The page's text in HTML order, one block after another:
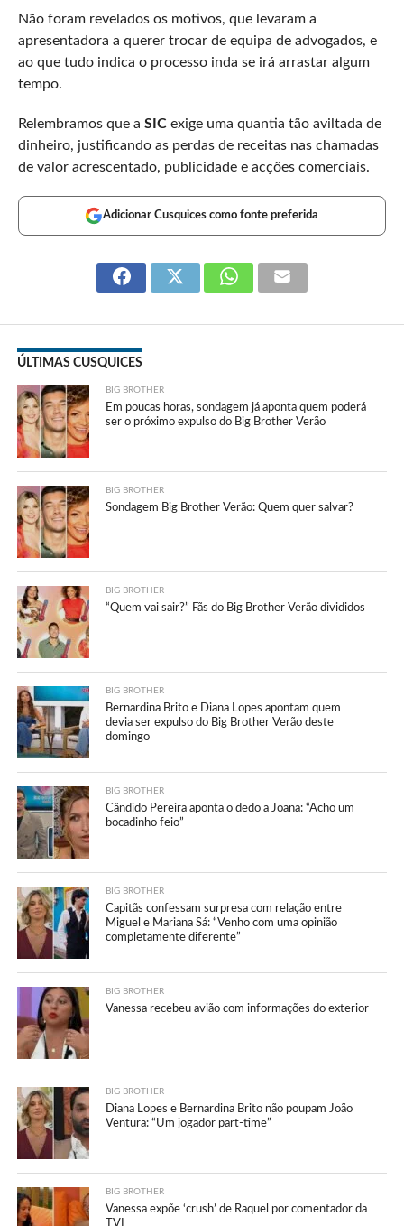
Não foram revelados os motivos, que levaram a
apresentadora a querer trocar de equipa de advogados, e
ao que tudo indica o processo inda se irá arrastar algum
tempo.
Relembramos que a SIC exige uma quantia tão aviltada de
dinheiro, justificando as perdas de receitas nas chamadas
de valor acrescentado, publicidade e acções comerciais.
Adicionar Cusquices como fonte preferida
ÚLTIMAS CUSQUICES
BIG BROTHER
Em poucas horas, sondagem já aponta quem poderá
ser o próximo expulso do Big Brother Verão
BIG BROTHER
Sondagem Big Brother Verão: Quem quer salvar?
BIG BROTHER
“Quem vai sair?” Fãs do Big Brother Verão divididos
BIG BROTHER
Bernardina Brito e Diana Lopes apontam quem
devia ser expulso do Big Brother Verão deste
domingo
BIG BROTHER
Cândido Pereira aponta o dedo a Joana: “Acho um
bocadinho feio”
BIG BROTHER
Capitãs confessam surpresa com relação entre
Miguel e Mariana Sá: “Venho com uma opinião
completamente diferente”
BIG BROTHER
Vanessa recebeu avião com informações do exterior
BIG BROTHER
Diana Lopes e Bernardina Brito não poupam João
Ventura: “Um jogador part-time”
BIG BROTHER
Vanessa expõe ‘crush’ de Raquel por comentador da
TVI